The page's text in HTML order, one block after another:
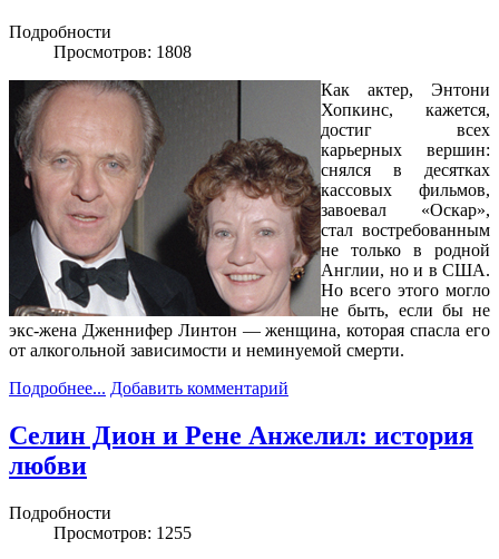
Подробности
Просмотров: 1808
Как актер, Энтони
Хопкинс, кажется,
достиг всех
карьерных вершин:
снялся в десятках
кассовых фильмов,
завоевал «Оскар»,
стал востребованным
не только в родной
Англии, но и в США.
Но всего этого могло
не быть, если бы не
экс-жена Дженнифер Линтон — женщина, которая спасла его
от алкогольной зависимости и неминуемой смерти.
Подробнее... Добавить комментарий
Селин Дион и Рене Анжелил: история
любви
Подробности
Просмотров: 1255